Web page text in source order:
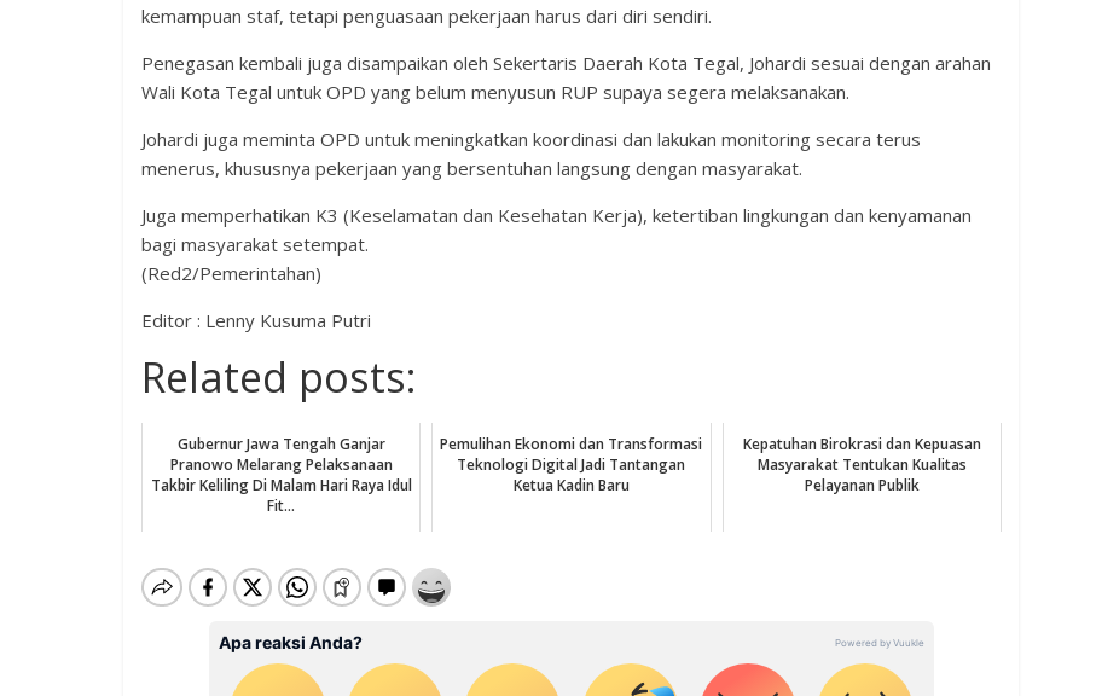
kemampuan staf, tetapi penguasaan pekerjaan harus dari diri sendiri.
Penegasan kembali juga disampaikan oleh Sekertaris Daerah Kota Tegal, Johardi sesuai dengan arahan
Wali Kota Tegal untuk OPD yang belum menyusun RUP supaya segera melaksanakan.
Johardi juga meminta OPD untuk meningkatkan koordinasi dan lakukan monitoring secara terus
menerus, khususnya pekerjaan yang bersentuhan langsung dengan masyarakat.
Juga memperhatikan K3 (Keselamatan dan Kesehatan Kerja), ketertiban lingkungan dan kenyamanan
bagi masyarakat setempat.
(Red2/Pemerintahan)
Editor : Lenny Kusuma Putri
Related posts:
Gubernur Jawa Tengah Ganjar
Pranowo Melarang Pelaksanaan
Takbir Keliling Di Malam Hari Raya Idul
Fit...
Pemulihan Ekonomi dan Transformasi
Teknologi Digital Jadi Tantangan
Ketua Kadin Baru
Kepatuhan Birokrasi dan Kepuasan
Masyarakat Tentukan Kualitas
Pelayanan Publik